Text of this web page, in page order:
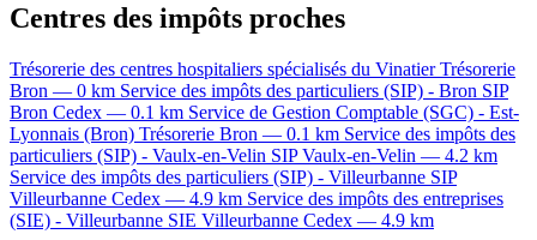
Centres des impôts proches
Trésorerie des centres hospitaliers spécialisés du Vinatier Trésorerie
Bron — 0 km Service des impôts des particuliers (SIP) - Bron SIP
Bron Cedex — 0.1 km Service de Gestion Comptable (SGC) - Est-
Lyonnais (Bron) Trésorerie Bron — 0.1 km Service des impôts des
particuliers (SIP) - Vaulx-en-Velin SIP Vaulx-en-Velin — 4.2 km
Service des impôts des particuliers (SIP) - Villeurbanne SIP
Villeurbanne Cedex — 4.9 km Service des impôts des entreprises
(SIE) - Villeurbanne SIE Villeurbanne Cedex — 4.9 km